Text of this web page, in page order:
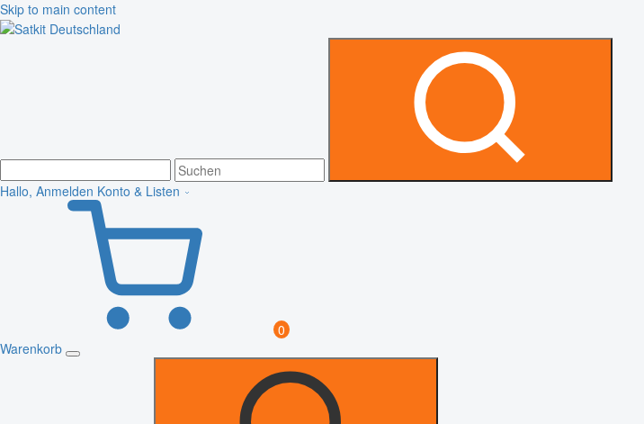
Skip to main content
Hallo, Anmelden Konto & Listen
0
Warenkorb